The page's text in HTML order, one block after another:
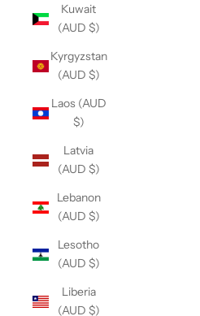
Kuwait
(AUD $)
Kyrgyzstan
(AUD $)
Laos (AUD
$)
Latvia
(AUD $)
Lebanon
(AUD $)
Lesotho
(AUD $)
Liberia
(AUD $)